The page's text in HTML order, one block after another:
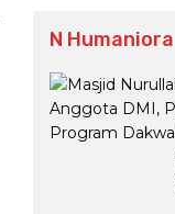
N Humaniora